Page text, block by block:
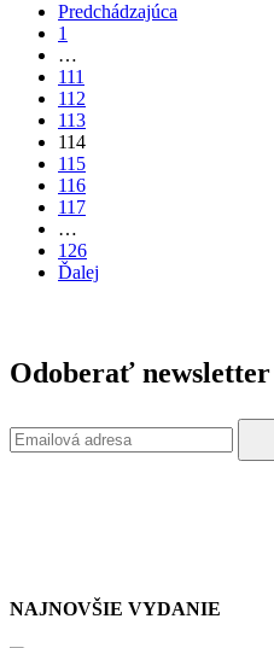
Predchádzajúca
1
…
111
112
113
114
115
116
117
…
126
Ďalej
Odoberať newsletter
NAJNOVŠIE VYDANIE